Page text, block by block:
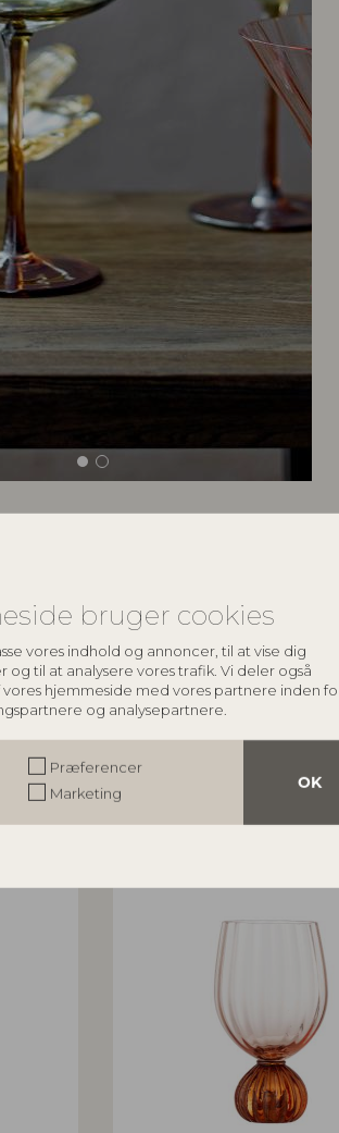
bruger cookies
vores indhold og annoncer, til at vise dig
til at analysere vores trafik. Vi deler også
hjemmeside med vores partnere inden
og analysepartnere.
OK
Præferencer
Marketing
keyboard_arrow_down